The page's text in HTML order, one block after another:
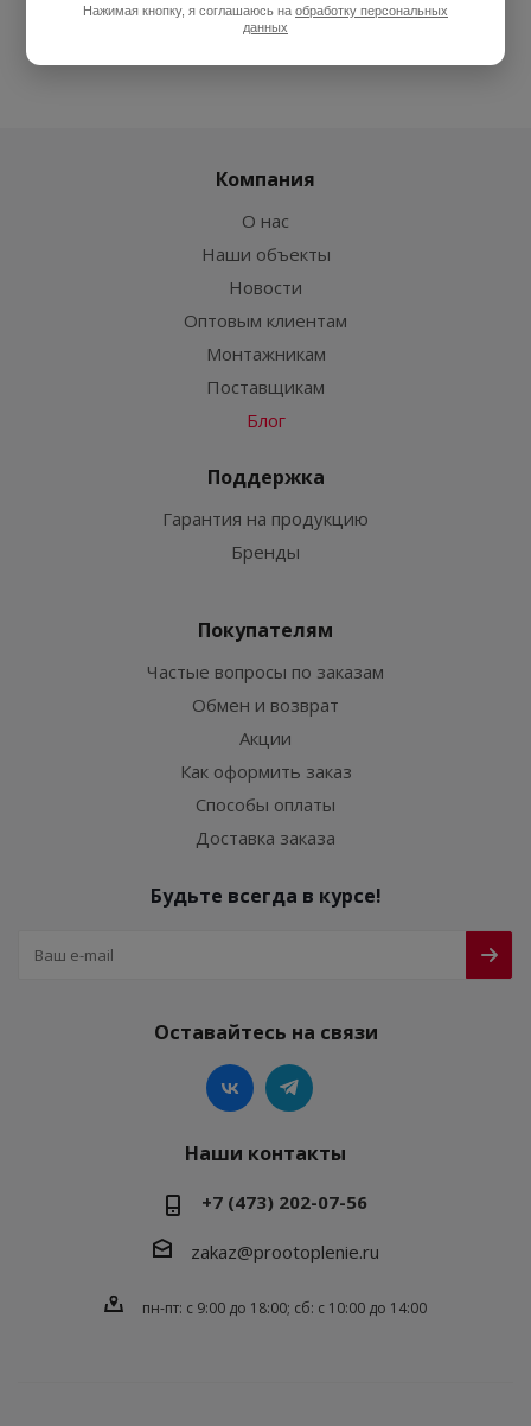
Компания
О нас
Наши объекты
Новости
Оптовым клиентам
Монтажникам
Поставщикам
Блог
Поддержка
Гарантия на продукцию
Бренды
Покупателям
Частые вопросы по заказам
Обмен и возврат
Акции
Как оформить заказ
Способы оплаты
Доставка заказа
Будьте всегда в курсе!
Оставайтесь на связи
Наши контакты
+7 (473) 202-07-56
zakaz@prootoplenie.ru
пн-пт: c 9:00 до 18:00; сб: с 10:00 до 14:00
Нажимая кнопку, я соглашаюсь на обработку персональных
данных